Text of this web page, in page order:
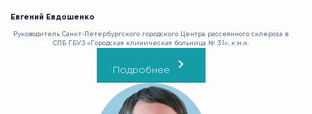
Евгений Евдошенко
Руководитель Санкт-Петербургского городского Центра рассеянного склероза в
СПБ ГБУЗ «Городская клиническая больница № 31», к.м.н.
Подробнее